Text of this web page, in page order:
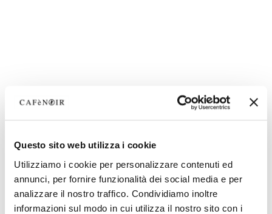
Questo sito web utilizza i cookie
Utilizziamo i cookie per personalizzare contenuti ed
annunci, per fornire funzionalità dei social media e per
analizzare il nostro traffico. Condividiamo inoltre
informazioni sul modo in cui utilizza il nostro sito con i